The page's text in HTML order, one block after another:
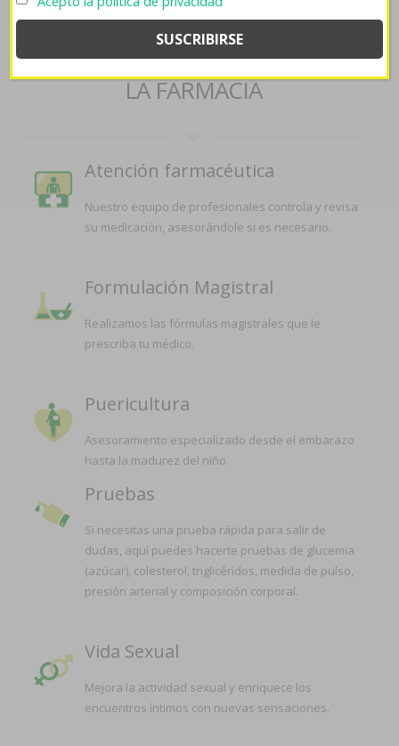
SERVICIOS QUE OFRECEMOS EN
LA FARMACIA
Atención farmacéutica
Nuestro equipo de profesionales controla y revisa
su medicación, asesorándole si es necesario.
Formulación Magistral
Realizamos las fórmulas magistrales que le
prescriba tu médico.
Puericultura
Asesoramiento especializado desde el embarazo
hasta la madurez del niño.
Pruebas
Si necesitas una prueba rápida para salir de
dudas, aquí puedes hacerte pruebas de glucemia
(azúcar), colesterol, triglicéridos, medida de pulso,
presión arterial y composición corporal.
Vida Sexual
Mejora la actividad sexual y enriquece los
encuentros íntimos con nuevas sensaciones.